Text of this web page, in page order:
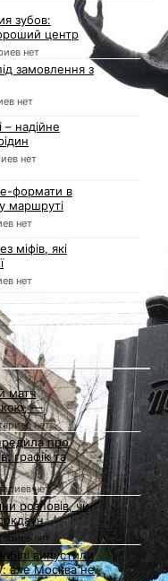
зубов:
центр
нет
замовлення з
нет
– надійне
нет
формати в
маршруті
нет
міфів, які
нет
матч
—
нет
про
графік та
нет
розповів, чи
нет
випустили
але Москва не